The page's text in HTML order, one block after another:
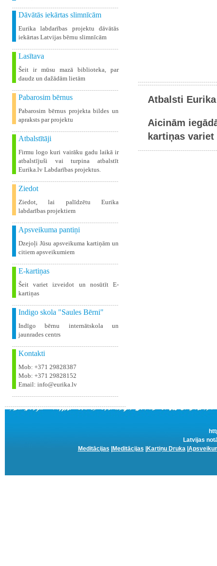
Dāvātās iekārtas slimnīcām
Eurika labdarības projektu dāvātās
iekārtas Latvijas bērnu slimnīcām
Lasītava
Šeit ir mūsu mazā biblioteka, par
daudz un dažādām lietām
Pabarosim bērnus
Pabarosim bērnus projekta bildes un
apraksts par projektu
Atbalstītāji
Firmu logo kuri vairāku gadu laikā ir
atbalstījuši vai turpina atbalstīt
Eurika.lv Labdarības projektus.
Ziedot
Ziedot, lai palīdzētu Eurika
labdarības projektiem
Apsveikuma pantiņi
Dzejoļi Jūsu apsveikuma kartiņām un
citiem apsveikumiem
E-kartiņas
Šeit variet izveidot un nosūtīt E-
kartiņas
Indigo skola "Saules Bērni"
Indīgo bērnu internātskola un
jaunrades centrs
Kontakti
Mob: +371 29828387
Mob: +371 29828152
Email: info@eurika.lv
Atbalsti
Aicinām
kartiņas variet
Latvijas
Meditācijas
Meditācijas Kartiņu Druka|